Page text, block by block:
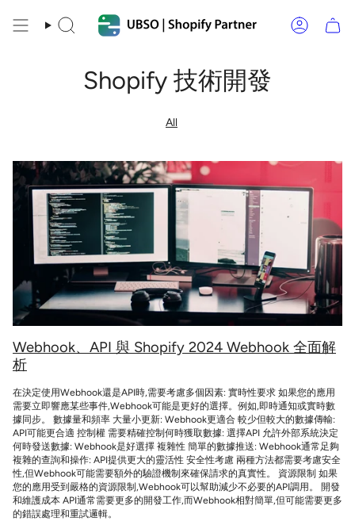
content
Search Account
Shopify 技術開發
All
Webhook、API 與 Shopify 2024 Webhook 全面解
析
在決定使用Webhook還是API時,需要考慮多個因素: 實時性要求 如果您的應用
需要立即響應某些事件,Webhook可能是更好的選擇。例如,即時通知或實時數
據同步。 數據量和頻率 大量小更新: Webhook更適合 較少但較大的數據傳輸:
API可能更合適 控制權 需要精確控制何時獲取數據: 選擇API 允許外部系統決定
何時發送數據: Webhook是好選擇 複雜性 簡單的數據推送: Webhook通常足夠
複雜的查詢和操作: API提供更大的靈活性 安全性考慮 兩種方法都需要考慮安全
性,但Webhook可能需要額外的驗證機制來確保請求的真實性。 資源限制 如果
您的應用受到嚴格的資源限制,Webhook可以幫助減少不必要的API調用。 開發
和維護成本 API通常需要更多的開發工作,而Webhook相對簡單,但可能需要更多
的錯誤處理和重試邏輯。